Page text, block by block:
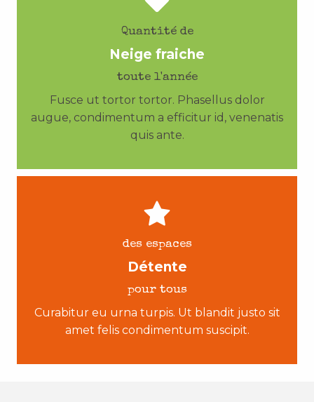
Quantité de
Neige fraiche
toute l'année
Fusce ut tortor tortor. Phasellus dolor
augue, condimentum a efficitur id, venenatis
quis ante.
des espaces
Détente
pour tous
Curabitur eu urna turpis. Ut blandit justo sit
amet felis condimentum suscipit.